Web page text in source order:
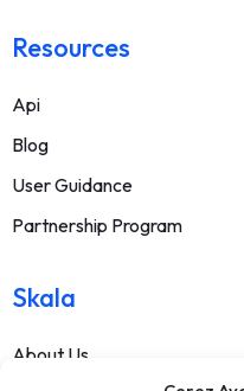
Resources
Api
Blog
User Guidance
Partnership Program
Skala
About Us